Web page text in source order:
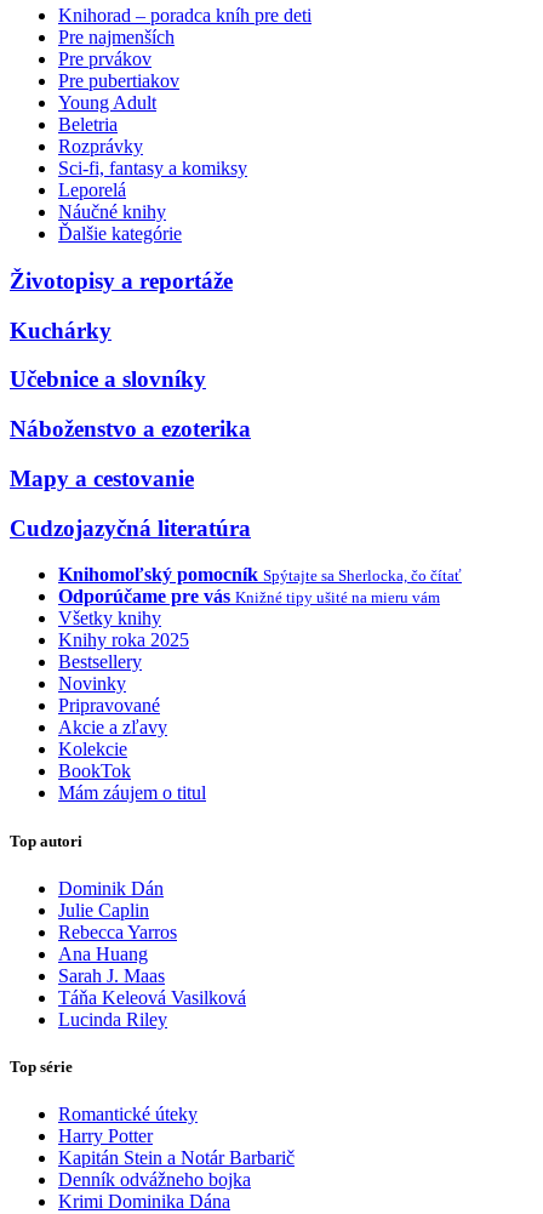
Knihorad – poradca kníh pre deti
Pre najmenších
Pre prvákov
Pre pubertiakov
Young Adult
Beletria
Rozprávky
Sci-fi, fantasy a komiksy
Leporelá
Náučné knihy
Ďalšie kategórie
Životopisy a reportáže
Kuchárky
Učebnice a slovníky
Náboženstvo a ezoterika
Mapy a cestovanie
Cudzojazyčná literatúra
Knihomoľský pomocník Spýtajte sa Sherlocka, čo čítať
Odporúčame pre vás Knižné tipy ušité na mieru vám
Všetky knihy
Knihy roka 2025
Bestsellery
Novinky
Pripravované
Akcie a zľavy
Kolekcie
BookTok
Mám záujem o titul
Top autori
Dominik Dán
Julie Caplin
Rebecca Yarros
Ana Huang
Sarah J. Maas
Táňa Keleová Vasilková
Lucinda Riley
Top série
Romantické úteky
Harry Potter
Kapitán Stein a Notár Barbarič
Denník odvážneho bojka
Krimi Dominika Dána